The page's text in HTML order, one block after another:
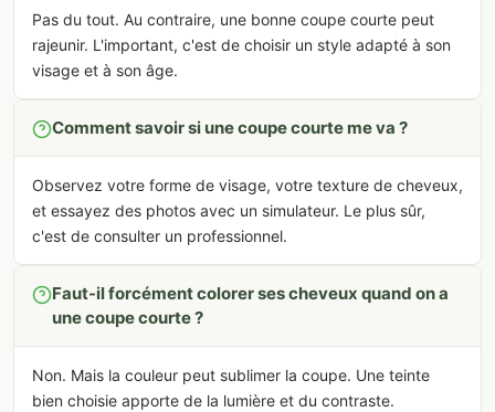
Pas du tout. Au contraire, une bonne coupe courte peut
rajeunir. L'important, c'est de choisir un style adapté à son
visage et à son âge.
Comment savoir si une coupe courte me va ?
Observez votre forme de visage, votre texture de cheveux,
et essayez des photos avec un simulateur. Le plus sûr,
c'est de consulter un professionnel.
Faut-il forcément colorer ses cheveux quand on a
une coupe courte ?
Non. Mais la couleur peut sublimer la coupe. Une teinte
bien choisie apporte de la lumière et du contraste.